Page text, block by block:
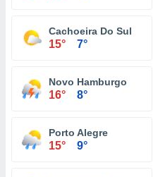
Cachoeira Do Sul
15° 7°
Novo Hamburgo
16° 8°
Porto Alegre
15° 9°